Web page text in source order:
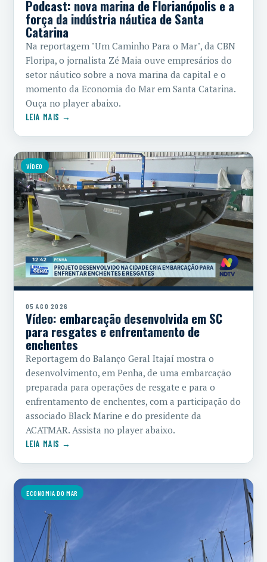
Podcast: nova marina de Florianópolis e a
força da indústria náutica de Santa
Catarina
Na reportagem "Um Caminho Para o Mar", da CBN
Floripa, o jornalista Zé Maia ouve empresários do
setor náutico sobre a nova marina da capital e o
momento da Economia do Mar em Santa Catarina.
Ouça no player abaixo.
LEIA MAIS →
VÍDEO
05 AGO 2026
Vídeo: embarcação desenvolvida em SC
para resgates e enfrentamento de
enchentes
Reportagem do Balanço Geral Itajaí mostra o
desenvolvimento, em Penha, de uma embarcação
preparada para operações de resgate e para o
enfrentamento de enchentes, com a participação do
associado Black Marine e do presidente da
ACATMAR. Assista no player abaixo.
LEIA MAIS →
ECONOMIA DO MAR